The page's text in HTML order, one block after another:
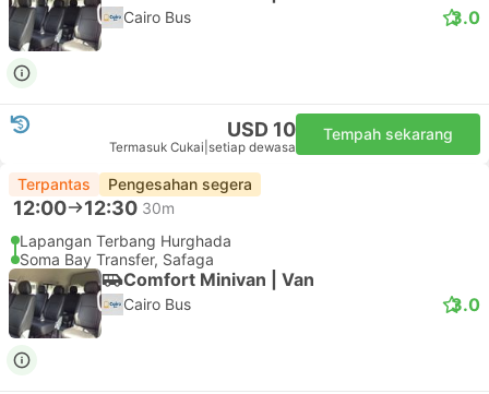
Cairo Bus 3.0
USD 10
Termasuk Cukai setiap dewasa
Tempah sekarang
Terpantas Pengesahan segera
12:00 12:30 30m
Lapangan Terbang Hurghada
Soma Bay Transfer, Safaga
Comfort Minivan | Van
Cairo Bus 3.0